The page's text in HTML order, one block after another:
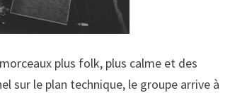
plus folk, plus calme et des
sur le plan technique, le groupe arrive à